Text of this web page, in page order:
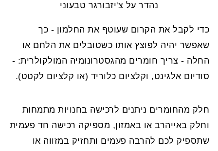
נהדר על צ'יזבורגר טבעוני
כדי לקבל את הקרום שעוטף את החלמון - כך
שאפשר יהיה לפוצץ אותו כשטובלים את הלחם או
החלה - צריך חומרים מהגסטרונומיה המולקולרית: -
סודיום אלגינט, וקלציום כלוריד (או קלציום לקטט).
חלק מהחומרים ניתנים לרכישה בחנויות מתמחות
וחלק באייהרב או באמזון, מספיקה רכישה חד פעמית
שתספיק לכם להרבה פעמים ותחזיק במזווה או